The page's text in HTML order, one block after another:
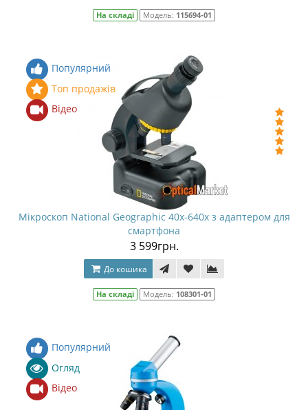
На складі Модель: 115694-01
Популярний
Топ продажів
Відео
Мікроскоп National Geographic 40x-640x з адаптером для
смартфона
3 599грн.
До кошика
На складі Модель: 108301-01
Популярний
Огляд
Відео